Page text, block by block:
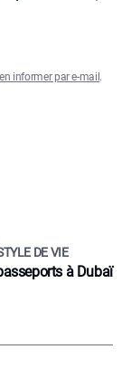
informer par e-mail .
DE VIE
à Dubaï